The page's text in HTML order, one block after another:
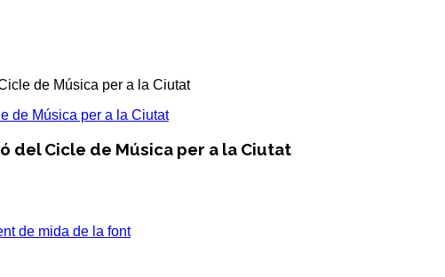
de Música per a la Ciutat
del Cicle de Música per a la Ciutat
de mida de la font